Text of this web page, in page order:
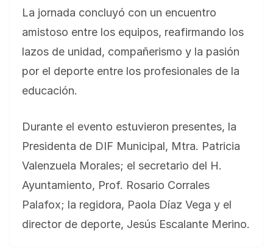
La jornada concluyó con un encuentro
amistoso entre los equipos, reafirmando los
lazos de unidad, compañerismo y la pasión
por el deporte entre los profesionales de la
educación.
Durante el evento estuvieron presentes, la
Presidenta de DIF Municipal, Mtra. Patricia
Valenzuela Morales; el secretario del H.
Ayuntamiento, Prof. Rosario Corrales
Palafox; la regidora, Paola Díaz Vega y el
director de deporte, Jesús Escalante Merino.
BLOG
Jose Felix Gomez Anduro rector de la UTE